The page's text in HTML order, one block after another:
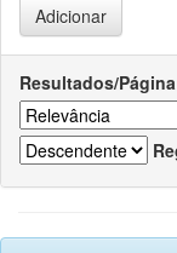
Resultados/Página